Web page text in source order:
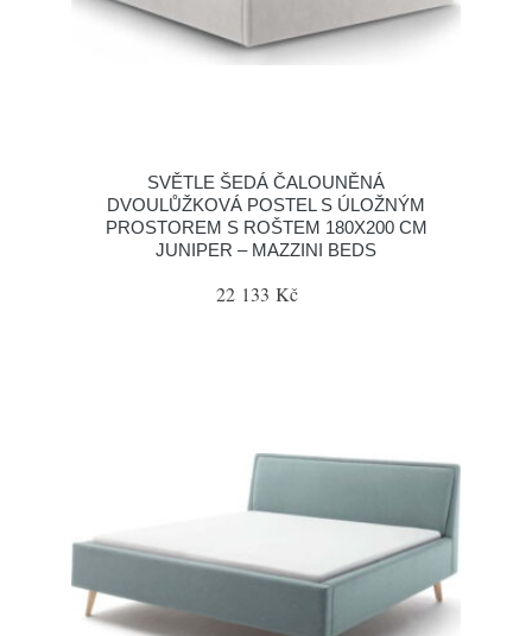
SVĚTLE ŠEDÁ ČALOUNĚNÁ
DVOULŮŽKOVÁ POSTEL S ÚLOŽNÝM
PROSTOREM S ROŠTEM 180X200 CM
JUNIPER – MAZZINI BEDS
22 133 Kč